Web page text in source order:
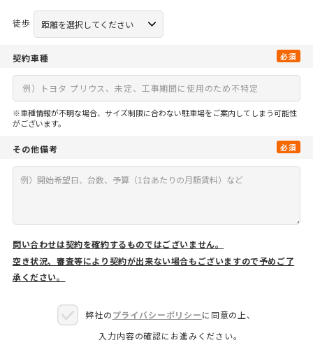
徒歩
契約車種 必須
※車種情報が不明な場合、サイズ制限に合わない駐車場をご案内してしまう可能性
がございます。
その他備考 必須
問い合わせは契約を確約するものではございません。
空き状況、審査等により契約が出来ない場合もございますので予めご了
承ください。
弊社のプライバシーポリシーに同意の上、
入力内容の確認にお進みください。